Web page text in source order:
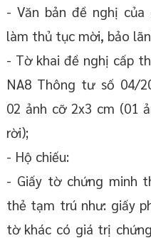
- Văn bản đề nghị
làm thủ tục mời, bảo
- Tờ khai đề nghị cấp
NA8 Thông tư số 04/
02 ảnh cỡ 2x3 cm (01
rời);
- Hộ chiếu:
- Giấy tờ chứng minh
thẻ tạm trú như: giấy
tờ khác có giá trị